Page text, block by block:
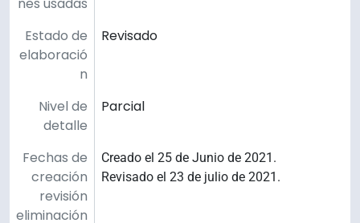
Estado de
elaboració
n
Revisado
Nivel de
detalle
Parcial
Fechas de
creación
revisión
eliminación
Creado el 25 de Junio de 2021.
Revisado el 23 de julio de 2021.